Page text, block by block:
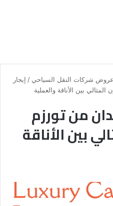
عروض شركات النقل السياحي / إيجار
بين الأناقة والعملية
من تورزم
بين الأناقة